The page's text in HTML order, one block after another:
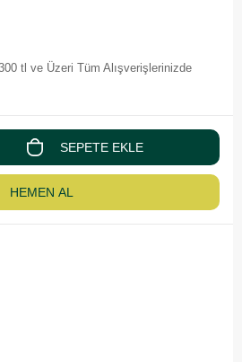
tl ve Üzeri Tüm Alışverişlerinizde